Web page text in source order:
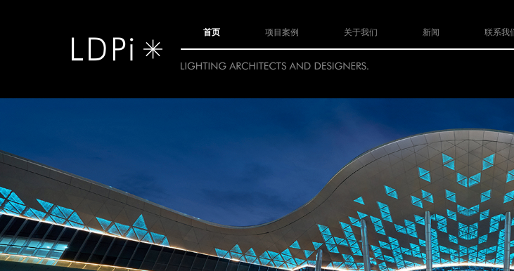
首页 项目案例 关于我们 新闻 联系我